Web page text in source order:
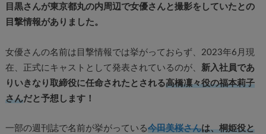
目黒さんが東京都丸の内周辺で女優さんと撮影をしていたとの
目撃情報がありました。
女優さんの名前は目撃情報では挙がっておらず、2023年6月現
在、正式にキャストとして発表されているのが、 新入社員であ
りいきなり取締役に任命されたとされる高橋凜々役の福本莉子
さんだと予想します！
一部の週刊誌で名前が挙がっている今田美桜さんは、桐姫役と